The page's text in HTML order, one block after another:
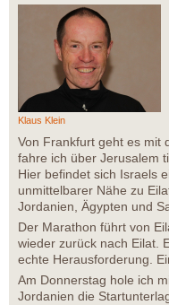
Klaus Klein
Von Frankfurt geht es mit
fahre ich über Jerusalem
Hier befindet sich Israels
unmittelbarer Nähe zu
Jordanien, Ägypten und
Der Marathon führt von
wieder zurück nach Eilat.
echte Herausforderung.
Am Donnerstag hole ich
Jordanien die